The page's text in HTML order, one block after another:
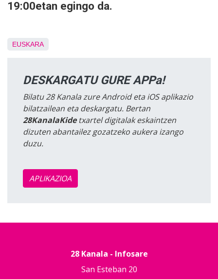
19:00etan egingo da.
EUSKARA
DESKARGATU GURE APPa!
Bilatu 28 Kanala zure Android eta iOS aplikazio
bilatzailean eta deskargatu. Bertan
28KanalaKidetxartel digitalak eskaintzen
dizuten abantailez gozatzeko aukera izango
duzu.
APLIKAZIOA
28 Kanala - Infosare
San Esteban 20